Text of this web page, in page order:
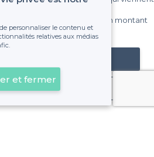
engagement, vous payez un montant
de voir déraper la facture.
mon établissement
client
personnaliser le contenu et
relatives aux médias
et fermer